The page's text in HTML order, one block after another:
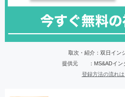
取次・紹介：双日イン
提供元 ：MS&ADイン
登録方法の流れ